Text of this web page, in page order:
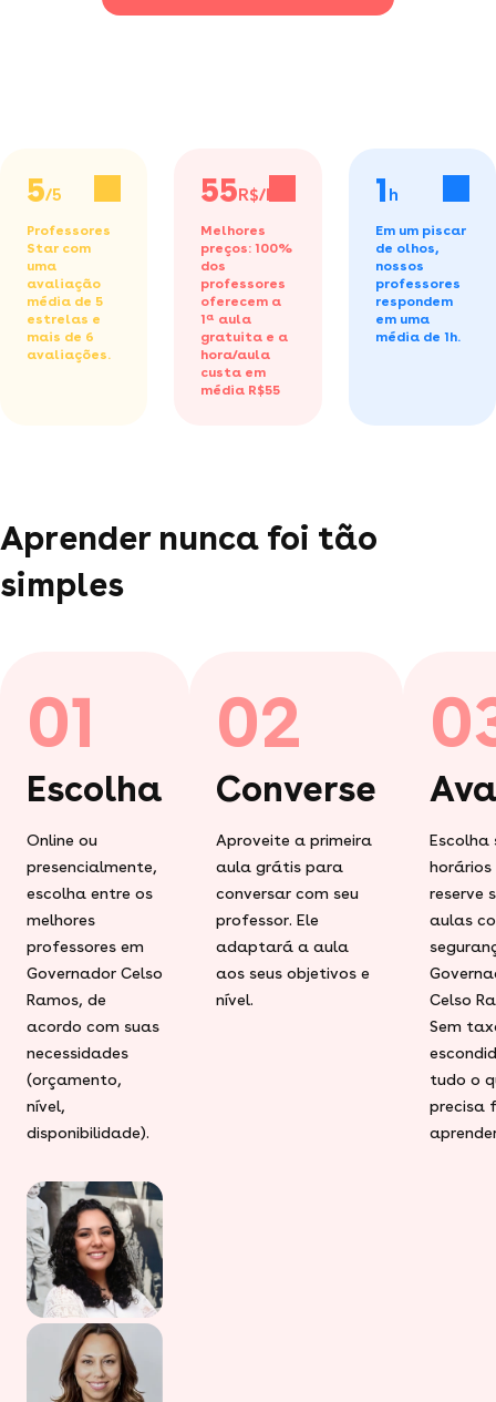
5/5
Professores
Star com
uma
avaliação
média de 5
estrelas e
mais de 6
avaliações.
55R$/h
Melhores
preços: 100%
dos
professores
oferecem a
1ª aula
gratuita e a
hora/aula
custa em
média R$55
1 h
Em um piscar
de olhos,
nossos
professores
respondem
em uma
média de 1h.
Aprender nunca foi tão
simples
01
Escolha
Online ou
presencialmente,
escolha entre os
melhores
professores em
Governador Celso
Ramos, de
acordo com suas
necessidades
(orçamento,
nível,
disponibilidade).
02
Converse
Aproveite a primeira
aula grátis para
conversar com seu
professor. Ele
adaptará a aula
aos seus objetivos e
nível.
Escolha
horários
reserve
aulas
Celso
Sem
tudo o
precisa